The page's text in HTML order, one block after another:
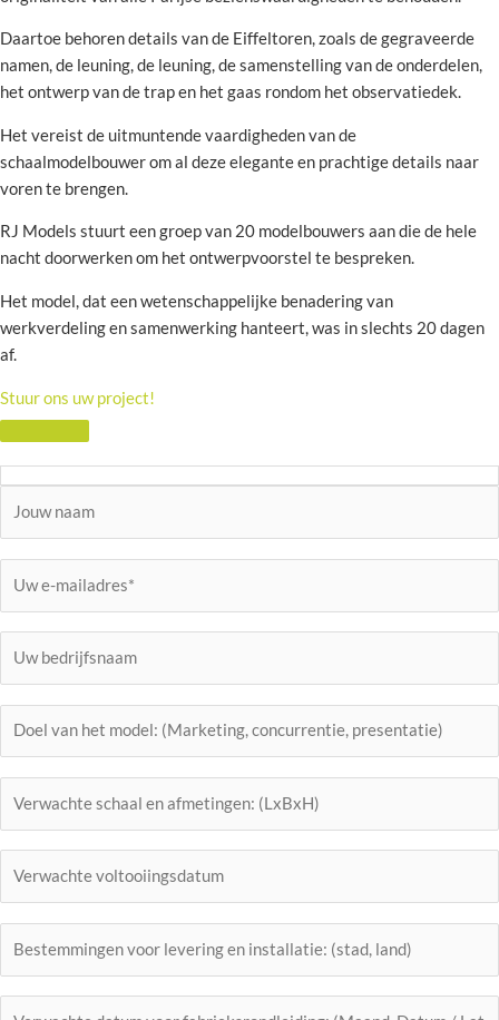
Daartoe behoren details van de Eiffeltoren, zoals de gegraveerde
namen, de leuning, de leuning, de samenstelling van de onderdelen,
het ontwerp van de trap en het gaas rondom het observatiedek.
Het vereist de uitmuntende vaardigheden van de
schaalmodelbouwer om al deze elegante en prachtige details naar
voren te brengen.
RJ Models stuurt een groep van 20 modelbouwers aan die de hele
nacht doorwerken om het ontwerpvoorstel te bespreken.
Het model, dat een wetenschappelijke benadering van
werkverdeling en samenwerking hanteert, was in slechts 20 dagen
af.
Stuur ons uw project!